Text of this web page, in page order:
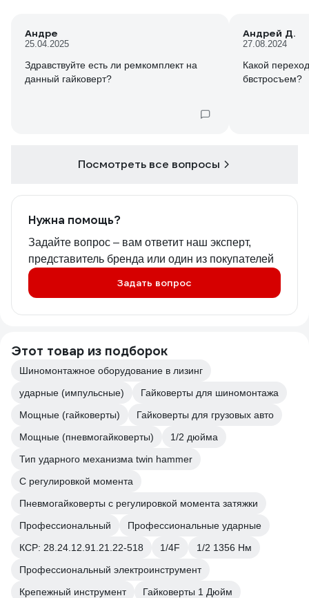
Андре
25.04.2025
Здравствуйте есть ли ремкомплект на
данный гайковерт?
Андрей Д.
27.08.2024
Какой
бвстросъем?
Посмотреть все вопросы
Нужна помощь?
Задайте вопрос – вам ответит наш эксперт,
представитель бренда или один из покупателей
Задать вопрос
Этот товар из подборок
Шиномонтажное оборудование в лизинг
ударные (импульсные)
Гайковерты для шиномонтажа
Мощные (гайковерты)
Гайковерты для грузовых авто
Мощные (пневмогайковерты)
1/2 дюйма
Тип ударного механизма twin hammer
С регулировкой момента
Пневмогайковерты с регулировкой момента затяжки
Профессиональный
Профессиональные ударные
КСР: 28.24.12.91.21.22-518
1/4F
1/2 1356 Нм
Профессиональный электроинструмент
Крепежный инструмент
Гайковерты 1 Дюйм